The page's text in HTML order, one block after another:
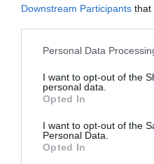
Downstream Participants that
Please note that this
not limited to your visit or
grant or deny consent to
use your data for below
consent section.
Personal Data
I want to opt-out of the
personal data.
Opted In
I want to opt-out of the
Personal Data.
Opted In